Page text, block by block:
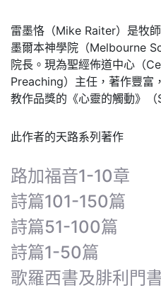
雷墨恪（Mike Raiter）是牧
墨爾本神學院（Melbourne
院長。現為聖經佈道中心（
Preaching）主任，著作豐富
教作品獎的《心靈的觸動》
此作者的天路系列著作
路加福音1-10章
詩篇101-150篇
詩篇51-100篇
詩篇1-50篇
歌羅西書及腓利門